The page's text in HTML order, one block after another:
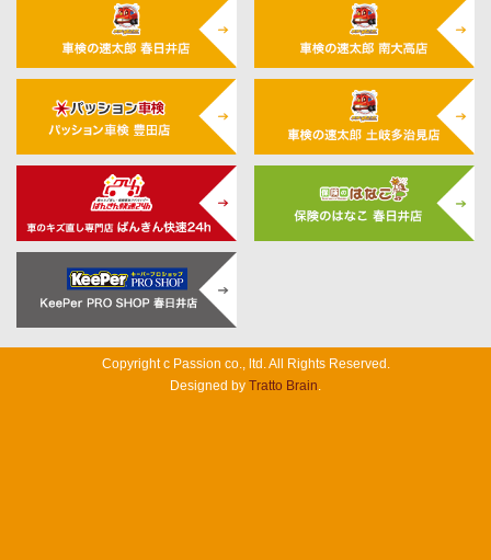
Copyright c Passion co., ltd. All Rights Reserved.
Designed by Tratto Brain.